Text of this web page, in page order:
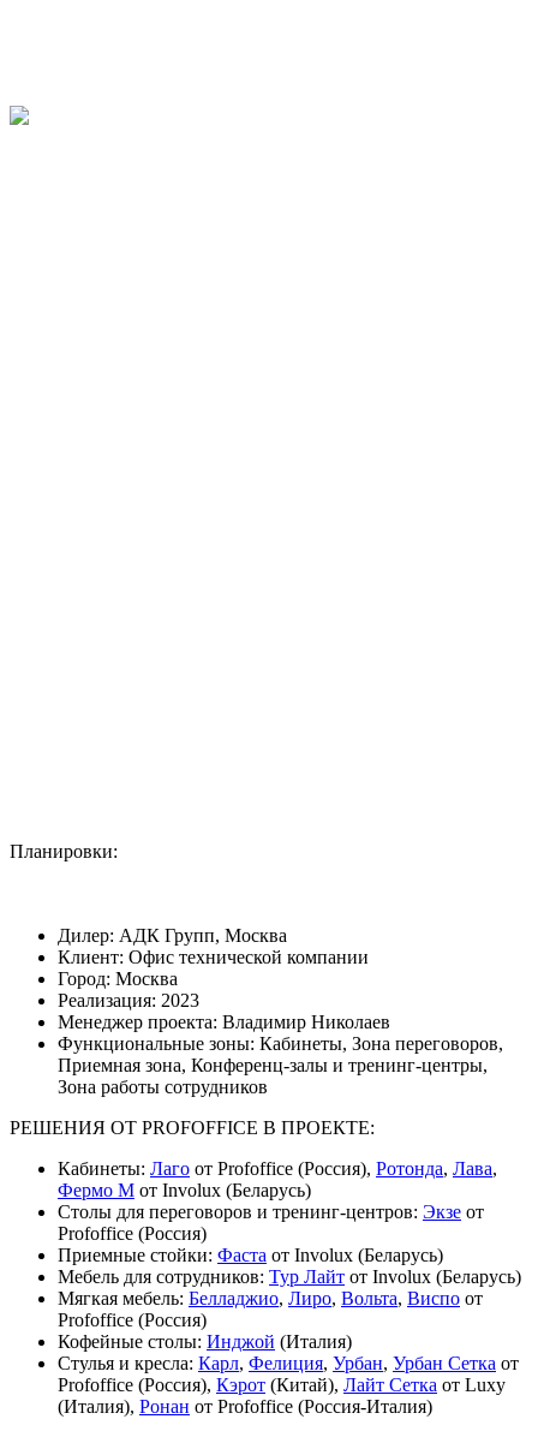
Планировки:
Дилер: АДК Групп, Москва
Клиент: Офис технической компании
Город: Москва
Реализация: 2023
Менеджер проекта: Владимир Николаев
Функциональные зоны: Кабинеты, Зона переговоров,
Приемная зона, Конференц-залы и тренинг-центры,
Зона работы сотрудников
РЕШЕНИЯ ОТ PROFOFFICE В ПРОЕКТЕ:
Кабинеты: Лаго от Profoffice (Россия), Ротонда, Лава,
Фермо М от Involux (Беларусь)
Столы для переговоров и тренинг-центров: Экзе от
Profoffice (Россия)
Приемные стойки: Фаста от Involux (Беларусь)
Мебель для сотрудников: Тур Лайт от Involux (Беларусь)
Мягкая мебель: Белладжио, Лиро, Вольта, Виспо от
Profoffice (Россия)
Кофейные столы: Инджой (Италия)
Стулья и кресла: Карл, Фелиция, Урбан, Урбан Сетка от
Profoffice (Россия), Кэрот (Китай), Лайт Сетка от Luxy
(Италия), Ронан от Profoffice (Россия-Италия)